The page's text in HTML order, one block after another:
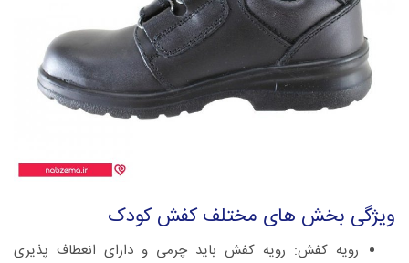
ویژگی بخش های مختلف کفش کودک
رویه کفش: رویه کفش باید چرمی و دارای انعطاف پذیری